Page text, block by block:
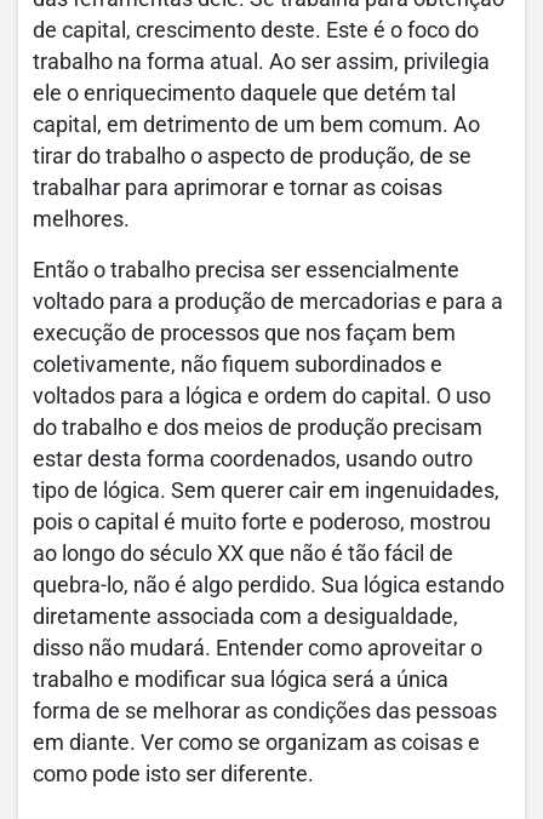
de capital, crescimento deste. Este é o foco do
trabalho na forma atual. Ao ser assim, privilegia
ele o enriquecimento daquele que detém tal
capital, em detrimento de um bem comum. Ao
tirar do trabalho o aspecto de produção, de se
trabalhar para aprimorar e tornar as coisas
melhores.
Então o trabalho precisa ser essencialmente
voltado para a produção de mercadorias e para a
execução de processos que nos façam bem
coletivamente, não fiquem subordinados e
voltados para a lógica e ordem do capital. O uso
do trabalho e dos meios de produção precisam
estar desta forma coordenados, usando outro
tipo de lógica. Sem querer cair em ingenuidades,
pois o capital é muito forte e poderoso, mostrou
ao longo do século XX que não é tão fácil de
quebra-lo, não é algo perdido. Sua lógica estando
diretamente associada com a desigualdade,
disso não mudará. Entender como aproveitar o
trabalho e modificar sua lógica será a única
forma de se melhorar as condições das pessoas
em diante. Ver como se organizam as coisas e
como pode isto ser diferente.